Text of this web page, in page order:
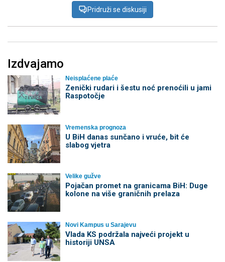
Pridruži se diskusiji
Izdvajamo
Neisplaćene plaće
Zenički rudari i šestu noć prenoćili u jami
Raspotočje
Vremenska prognoza
U BiH danas sunčano i vruće, bit će
slabog vjetra
Velike gužve
Pojačan promet na granicama BiH: Duge
kolone na više graničnih prelaza
Novi Kampus u Sarajevu
Vlada KS podržala najveći projekt u
historiji UNSA